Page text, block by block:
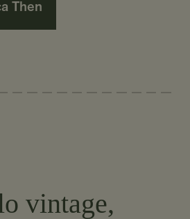
Then
vintage,